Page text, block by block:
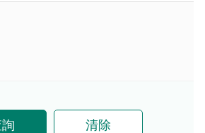
清除